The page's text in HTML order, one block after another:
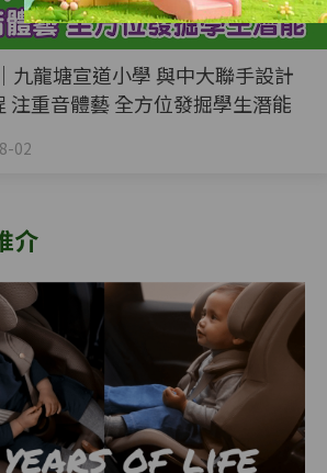
九龍塘宣道小學 與中大聯手設計
注重音體藝 全方位發掘學生潛能
02
介